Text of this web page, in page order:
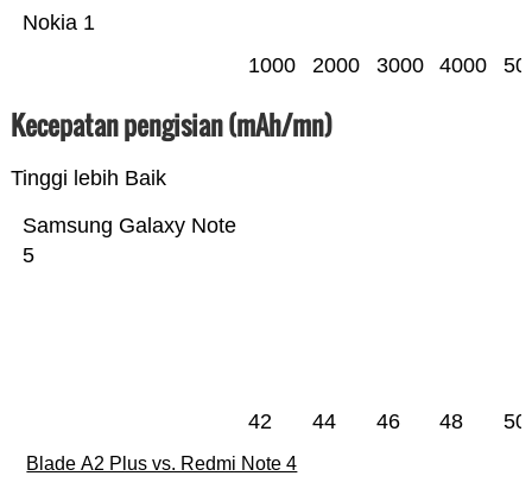
Nokia 1
1000 2000 3000 4000
Kecepatan pengisian (mAh/mn)
Tinggi lebih Baik
Samsung Galaxy Note
5
42 44 46 48 50
Blade A2 Plus vs. Redmi Note 4